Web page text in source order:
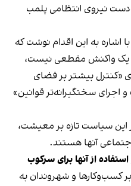
نیروی انتظامی پلمب
اشاره به این اقدام نوشت که
یک واکنش مقطعی نیست،
«کنترل بیشتر بر فضای
اجرای سختگیرانه‌تر قوانین»
این سیاست‌ تازه بر معیشت،
آنها هستند.
از آنها برای سرکوب
کسب‌وکارها و شهروندان به